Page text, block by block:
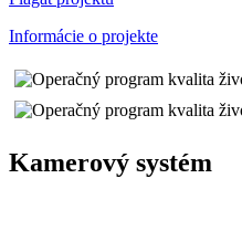
Informácie o projekte
Kamerový systém